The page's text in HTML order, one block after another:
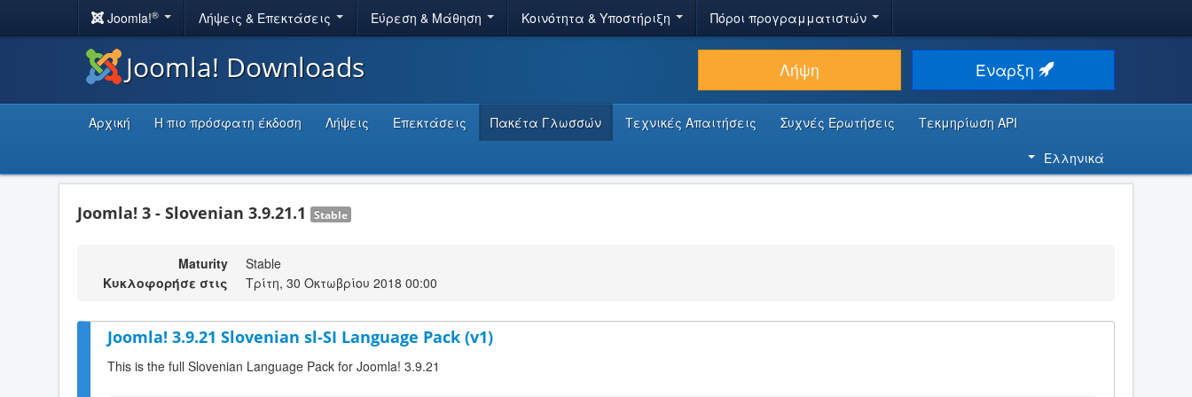
Joomla!® Λήψεις & Επεκτάσεις Εύρεση & Μάθηση Κοινότητα & Υποστήριξη Πόροι προγραμματιστών
Joomla! Downloads Λήψη Έναρξη
Αρχική Η πιο πρόσφατη έκδοση Λήψεις Επεκτάσεις Πακέτα Γλωσσών Τεχνικές Απαιτήσεις Συχνές Ερωτήσεις
Τεκμηρίωση API
Ελληνικά
Joomla! 3 - Slovenian 3.9.21.1 Stable
Maturity
Stable
Κυκλοφορήσε στις
Τρίτη, 30 Οκτωβρίου 2018 00:00
Joomla! 3.9.21 Slovenian sl-SI Language Pack (v1)
This is the full Slovenian Language Pack for Joomla! 3.9.21